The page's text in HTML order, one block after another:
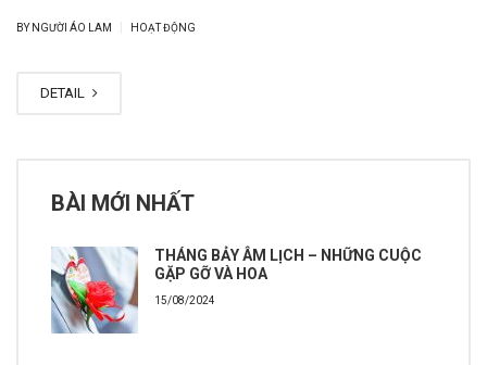
BY NGƯỜI ÁO LAM HOẠT ĐỘNG
DETAIL
BÀI MỚI NHẤT
THÁNG BẢY ÂM LỊCH – NHỮNG CUỘC
GẶP GỠ VÀ HOA
15/08/2024